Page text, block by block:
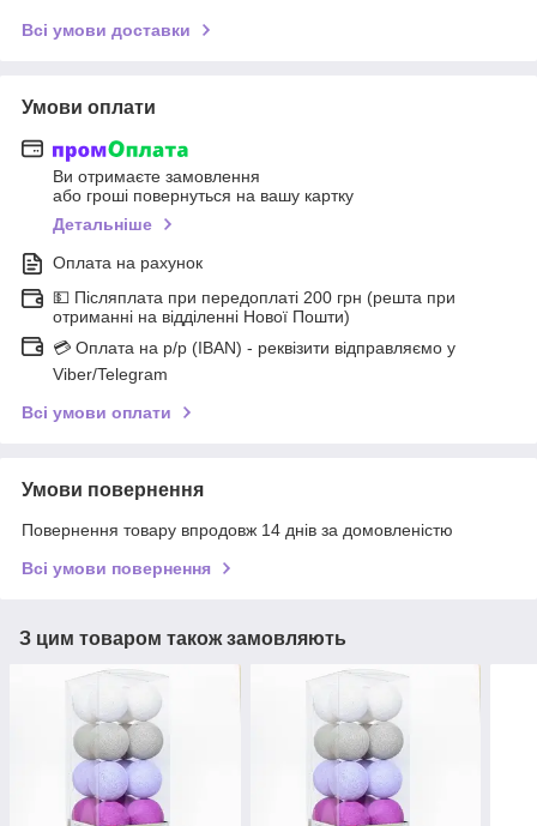
Всі умови доставки
Умови оплати
Ви отримаєте замовлення
або гроші повернуться на вашу картку
Детальніше
Оплата на рахунок
💵 Післяплата при передоплаті 200 грн (решта при
отриманні на відділенні Нової Пошти)
💳 Оплата на р/р (IBAN) - реквізити відправляємо у
Viber/Telegram
Всі умови оплати
Умови повернення
Повернення товару впродовж 14 днів за домовленістю
Всі умови повернення
З цим товаром також замовляють